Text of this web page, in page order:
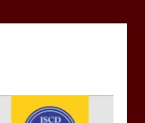
में चिता से अस्थि
इंटरनेट पर जमकर